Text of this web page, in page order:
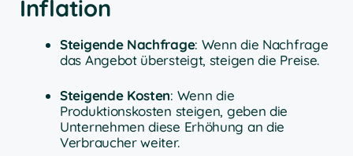
Inflation
Steigende Nachfrage: Wenn die Nachfrage
das Angebot übersteigt, steigen die Preise.
Steigende Kosten: Wenn die
Produktionskosten steigen, geben die
Unternehmen diese Erhöhung an die
Verbraucher weiter.